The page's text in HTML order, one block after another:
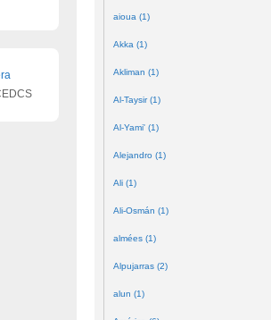
aioua (1)
Akka (1)
Akliman (1)
Al-Taysir (1)
Al-Yami' (1)
Alejandro (1)
Ali (1)
Ali-Osmán (1)
almées (1)
Alpujarras (2)
alun (1)